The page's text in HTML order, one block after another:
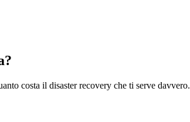
costa il disaster recovery che ti serve davvero.